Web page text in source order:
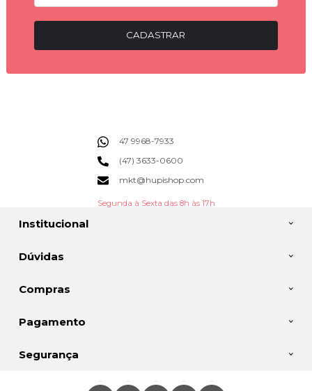
CADASTRAR
Institucional
Dúvidas
Compras
47 9968-7933
(47) 3633-0600
mkt@hupishop.com
Segunda à Sexta das 8h às 17h
Pagamento
Segurança